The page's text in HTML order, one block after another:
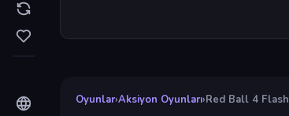
Oyunlar›Aksiyon Oyunları›Red Ball 4 Flash